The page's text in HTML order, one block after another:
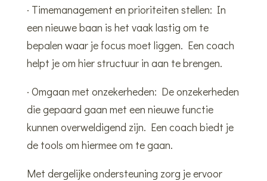
· Timemanagement en prioriteiten stellen: In
een nieuwe baan is het vaak lastig om te
bepalen waar je focus moet liggen. Een coach
helpt je om hier structuur in aan te brengen.
· Omgaan met onzekerheden: De onzekerheden
die gepaard gaan met een nieuwe functie
kunnen overweldigend zijn. Een coach biedt je
de tools om hiermee om te gaan.
Met dergelijke ondersteuning zorg je ervoor